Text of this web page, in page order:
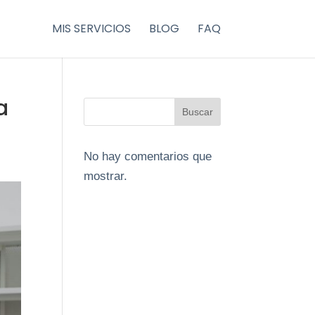
MIS SERVICIOS BLOG FAQ
Buscar
No hay comentarios que
mostrar.